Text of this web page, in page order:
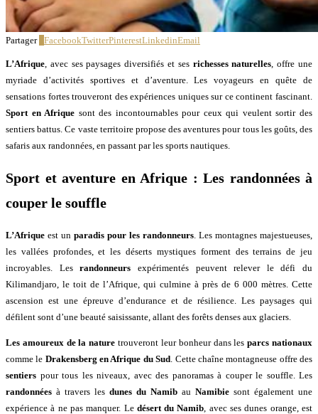
Partager FacebookTwitterPinterestLinkedinEmail
L’Afrique, avec ses paysages diversifiés et ses richesses naturelles, offre une
myriade d’activités sportives et d’aventure. Les voyageurs en quête de
sensations fortes trouveront des expériences uniques sur ce continent fascinant.
Sport en Afrique sont des incontournables pour ceux qui veulent sortir des
sentiers battus. Ce vaste territoire propose des aventures pour tous les goûts, des
safaris aux randonnées, en passant par les sports nautiques.
Sport et aventure en Afrique : Les randonnées à
couper le souffle
L’Afrique est un paradis pour les randonneurs . Les montagnes majestueuses,
les vallées profondes, et les déserts mystiques forment des terrains de jeu
incroyables. Lesrandonneurs expérimentés peuvent relever le défi du
Kilimandjaro, le toit de l’Afrique, qui culmine à près de 6 000 mètres. Cette
ascension est une épreuve d’endurance et de résilience. Les paysages qui
défilent sont d’une beauté saisissante, allant des forêts denses aux glaciers.
Les amoureux de la nature trouveront leur bonheur dans lesparcs nationaux
comme le Drakensberg en Afrique du Sud . Cette chaîne montagneuse offre des
sentiers pour tous les niveaux, avec des panoramas à couper le souffle. Les
randonnées à travers les dunes du Namib au Namibie sont également une
expérience à ne pas manquer. Le désert du Namib , avec ses dunes orange, est